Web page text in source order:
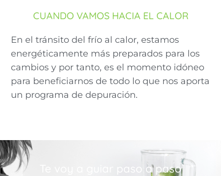
CUANDO VAMOS HACIA EL CALOR
En el tránsito del frío al calor, estamos
energéticamente más preparados para los
cambios y por tanto, es el momento idóneo
para beneficiarnos de todo lo que nos aporta
un programa de depuración.
Te voy a guiar paso a paso